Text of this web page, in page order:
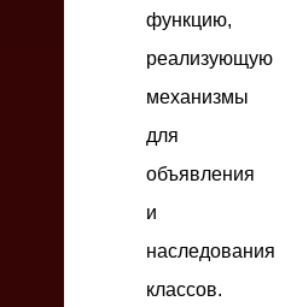
функцию,
реализующую
механизмы
для
объявления
и
наследования
классов.